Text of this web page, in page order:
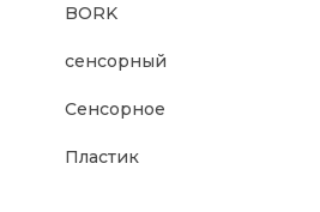
BORK
сенсорный
Сенсорное
Пластик